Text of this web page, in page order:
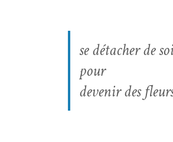
se détach­er de soi
pour
devenir des